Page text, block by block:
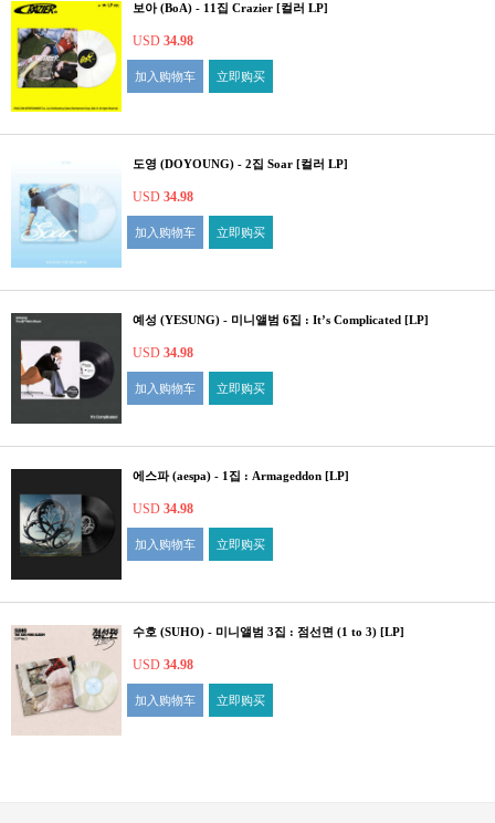
보아 (BoA) - 11집 Crazier [컬러 LP]
USD 34.98
加入购物车 立即购买
도영 (DOYOUNG) - 2집 Soar [컬러 LP]
USD 34.98
加入购物车 立即购买
예성 (YESUNG) - 미니앨범 6집 : It’s Complicated [LP]
USD 34.98
加入购物车 立即购买
에스파 (aespa) - 1집 : Armageddon [LP]
USD 34.98
加入购物车 立即购买
수호 (SUHO) - 미니앨범 3집 : 점선면 (1 to 3) [LP]
USD 34.98
加入购物车 立即购买